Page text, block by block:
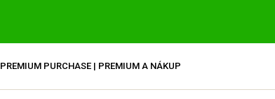
PREMIUM PURCHASE | PREMIUM A NÁKUP